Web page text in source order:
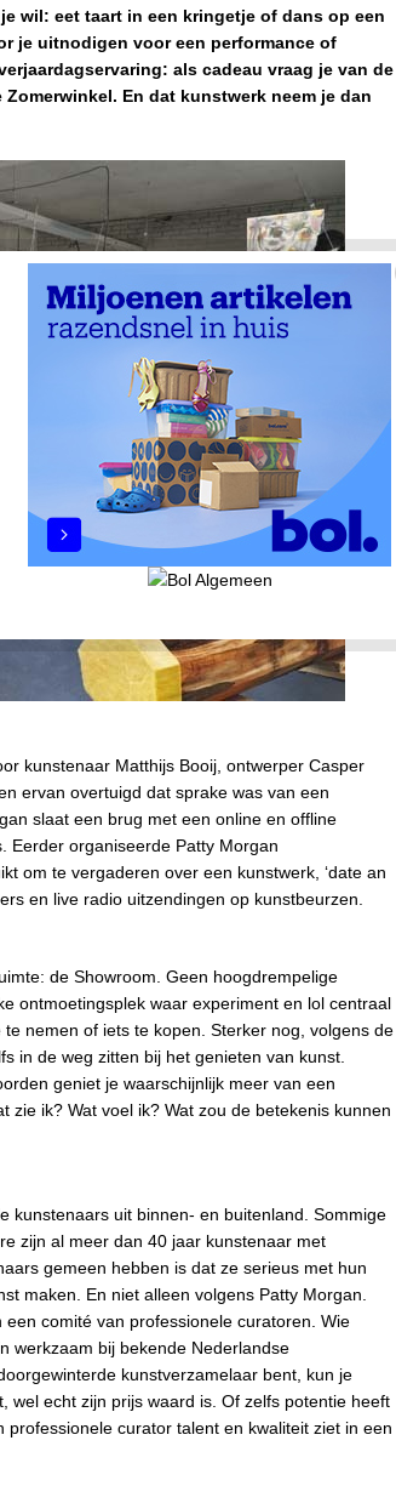
wil: eet taart in een kringetje of dans op een
je uitnodigen voor een performance of
als cadeau vraag je van de
En dat kunstwerk neem je dan
kunstenaar Matthijs Booij, ontwerper Casper
ervan overtuigd dat sprake was van een
slaat een brug met een online en offline
Eerder organiseerde Patty Morgan
om te vergaderen over een kunstwerk, ‘date an
en live radio uitzendingen op kunstbeurzen.
de Showroom. Geen hoogdrempelige
ontmoetingsplek waar experiment en lol centraal
nemen of iets te kopen. Sterker nog, volgens de
in de weg zitten bij het genieten van kunst.
geniet je waarschijnlijk meer van een
ik? Wat voel ik? Wat zou de betekenis kunnen
kunstenaars uit binnen- en buitenland. Sommige
zijn al meer dan 40 jaar kunstenaar met
gemeen hebben is dat ze serieus met hun
maken. En niet alleen volgens Patty Morgan.
comité van professionele curatoren. Wie
werkzaam bij bekende Nederlandse
kunstverzamelaar bent, kun je
wel echt zijn prijs waard is. Of zelfs potentie heeft
curator talent en kwaliteit ziet in een